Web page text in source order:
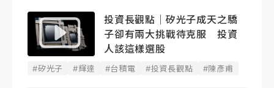
投資長觀點｜矽光子成天之驕
子卻有兩大挑戰待克服 投資
人該這樣選股
#矽光子 #輝達 #台積電 #投資長觀點 #陳彥甫